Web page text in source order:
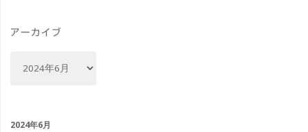
ー
アーカイブ
ブ
2024年6月